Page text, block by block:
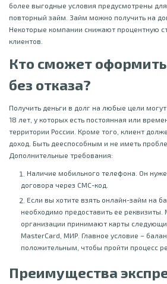
более выгодные условия предусмотрены
повторный займ. Займ можно получить на
Некоторые компании снижают процентную
клиентов.
Кто сможет
без отказа?
Получить деньги в долг на любые цели
18 лет, у которых есть постоянная или
территории России. Кроме того, клиент
доход. Быть дееспособным и не иметь
Дополнительные требования:
Наличие мобильного телефона. Он
договора через СМС-код.
Если вы хотите взять онлайн-займ на
необходимо предоставить ее
организации принимают карты
MasterCard, МИР. Главное условие –
положительным, чтобы пройти процесс
Преимущества